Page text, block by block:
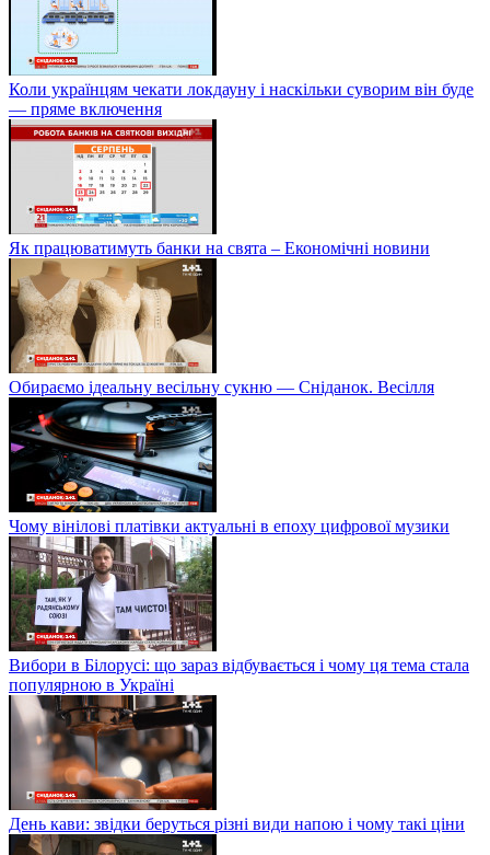
Коли українцям чекати локдауну і наскільки суворим він буде
— пряме включення
Як працюватимуть банки на свята – Економічні новини
Обираємо ідеальну весільну сукню — Сніданок. Весілля
Чому вінілові платівки актуальні в епоху цифрової музики
Вибори в Білорусі: що зараз відбувається і чому ця тема стала
популярною в Україні
День кави: звідки беруться різні види напою і чому такі ціни